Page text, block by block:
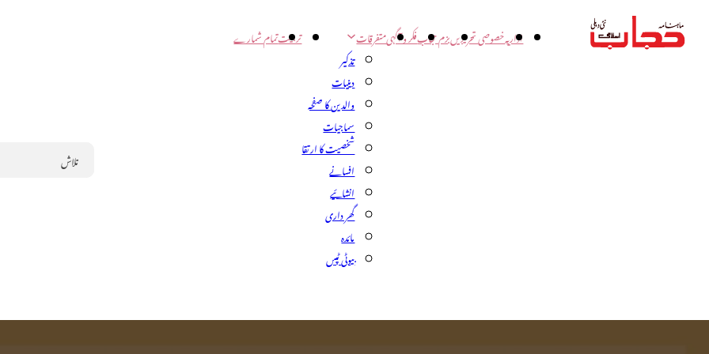
اداریہخصوصی تحریریںبزم حجابفکر و آگہیمتفرقات
تذکیر
دینیات
والدین کا صفحہ
سماجیات
شخصیت کا ارتقا
افسانے
انشائیے
گھر داری
مائدہ
بیوٹی ٹپس
تربیتتمام شمارے
Search